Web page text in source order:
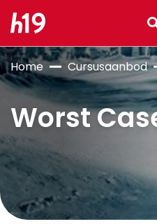
Home Cursusaanbod
Worst